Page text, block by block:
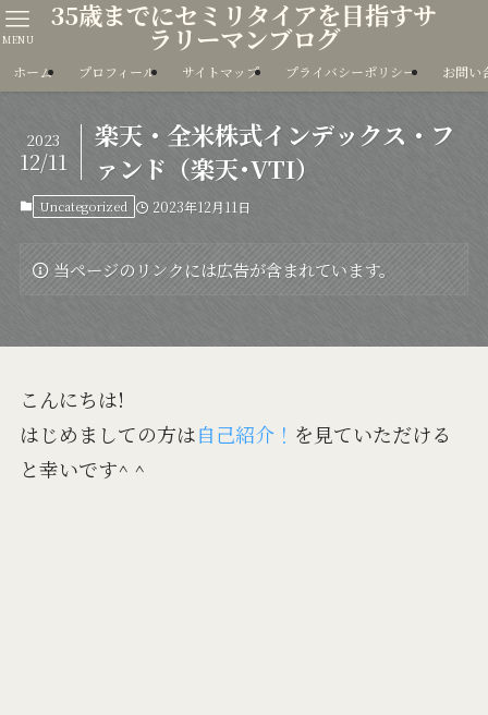
35歳までにセミリタイアを目指すサ
ラリーマンブログ
MENU
ホーム プロフィール サイトマップ プライバシーポリシー お問い
楽天・全米株式インデックス・フ
ァンド（楽天･VTI）
2023
12/11
Uncategorized 2023年12月11日
当ページのリンクには広告が含まれています。
こんにちは!
はじめましての方は自己紹介！ を見ていただける
と幸いです^ ^